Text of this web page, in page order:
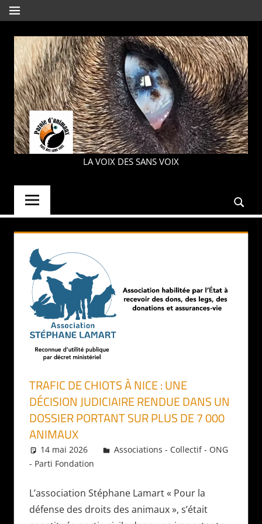
Aller
au
contenu
MENU
PAROLE
LA VOIX DES SANS VOIX
TRAFIC DE CHIOTS À NICE : UNE
DÉCISION JUDICIAIRE RENDUE DANS UN
DOSSIER PORTANT SUR PLUS DE 7 000
ANIMAUX
14 mai 2026 Daniel
Associations - Collectif - ONG
- Parti Fondation
L’association Stéphane Lamart « Pour la
défense des droits des animaux », s’était